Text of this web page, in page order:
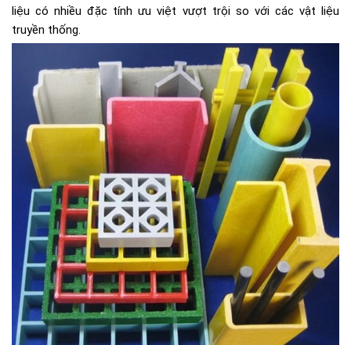
liệu có nhiều đặc tính ưu việt vượt trội so với các vật liệu
truyền thống.